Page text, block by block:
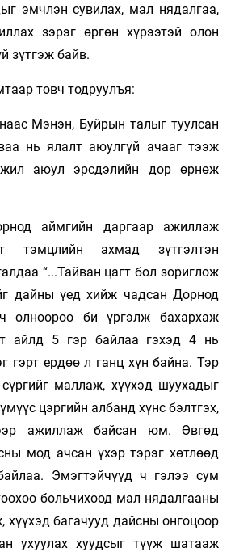
эмчлэн сувилах, мал нядалгаа,
зэрэг өргөн хүрээтэй олон
зүтгэж байв.
товч тодруулъя:
Мэнэн, Буйрын талыг туулсан
нь ялалт аюулгүй ачааг тээж
аюул эрсдэлийн дор өрнөж
аймгийн даргаар ажиллаж
тэмцлийн ахмад зүтгэлтэн
“...Тайван цагт бол зориглож
дайны үед хийж чадсан Дорнод
олноороо би үргэлж бахархаж
айлд 5 гэр байлаа гэхэд 4 нь
гэрт ердөө л ганц хүн байна. Тэр
маллаж, хүүхэд шуухадыг
цэргийн албанд хүнс бэлтгэх,
ажиллаж байсан юм. Өвгөд
мод ачсан үхэр тэрэг хөтлөөд
Эмэгтэйчүүд ч гэлээ сум
больчихоод мал нядалгааны
хүүхэд багачууд дайсны онгоцоор
ухуулах хуудсыг түүж шатааж